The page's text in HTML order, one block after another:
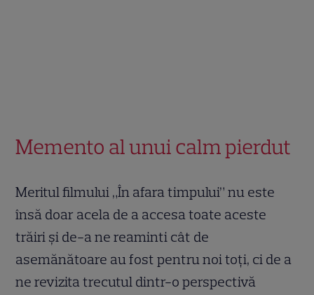
Memento al unui calm pierdut
Meritul filmului „În afara timpului” nu este
însă doar acela de a accesa toate aceste
trăiri și de-a ne reaminti cât de
asemănătoare au fost pentru noi toți, ci de a
ne revizita trecutul dintr-o perspectivă